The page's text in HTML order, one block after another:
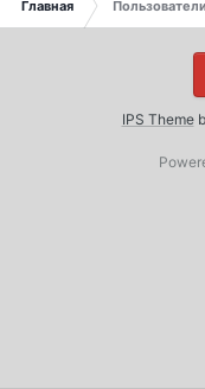
Главная
IPS Theme